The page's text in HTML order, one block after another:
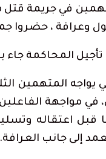
في جريمة
وعرافة ،
المحاكمة جاء
يواجه المتهمين
في مواجهة
قبل اعتقاله
إلى جانب العرافة.
يدعو إلى جمعه
1.2 مليون
في حق سائقي سيارات
خلفية أحداث…